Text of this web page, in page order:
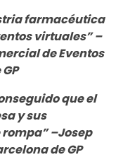
farmacéutica
virtuales” –
de Eventos
que el
y sus
–Josep
de GP